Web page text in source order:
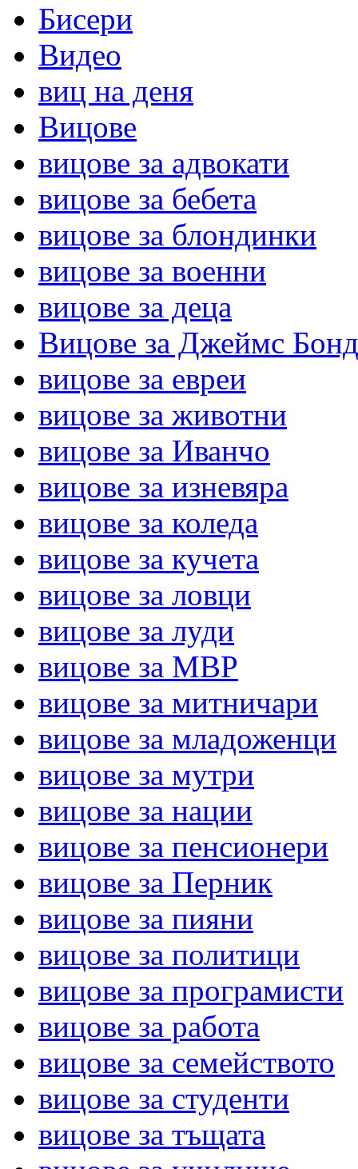
Бисери
Видео
виц на деня
Вицове
вицове за адвокати
вицове за бебета
вицове за блондинки
вицове за военни
вицове за деца
Вицове за Джеймс Бонд
вицове за евреи
вицове за животни
вицове за Иванчо
вицове за изневяра
вицове за коледа
вицове за кучета
вицове за ловци
вицове за луди
вицове за МВР
вицове за митничари
вицове за младоженци
вицове за мутри
вицове за нации
вицове за пенсионери
вицове за Перник
вицове за пияни
вицове за политици
вицове за програмисти
вицове за работа
вицове за семейството
вицове за студенти
вицове за тъщата